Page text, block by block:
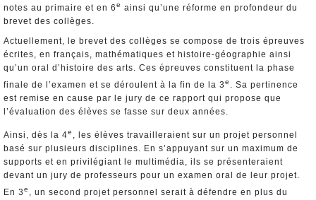
notes au primaire et en 6e ainsi qu’une réforme en profondeur du
brevet des collèges.
Actuellement, le brevet des collèges se compose de trois épreuves
écrites, en français, mathématiques et histoire-géographie ainsi
qu’un oral d’histoire des arts. Ces épreuves constituent la phase
finale de l’examen et se déroulent à la fin de la 3e . Sa pertinence
est remise en cause par le jury de ce rapport qui propose que
l’évaluation des élèves se fasse sur deux années.
Ainsi, dès la 4e , les élèves travailleraient sur un projet personnel
basé sur plusieurs disciplines. En s’appuyant sur un maximum de
supports et en privilégiant le multimédia, ils se présenteraient
devant un jury de professeurs pour un examen oral de leur projet.
En 3e , un second projet personnel serait à défendre en plus du